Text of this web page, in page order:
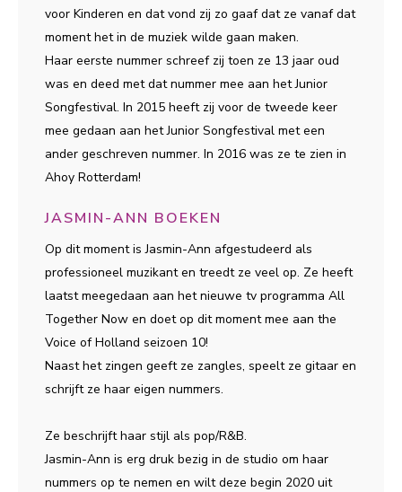
voor Kinderen en dat vond zij zo gaaf dat ze vanaf dat
moment het in de muziek wilde gaan maken.
Haar eerste nummer schreef zij toen ze 13 jaar oud
was en deed met dat nummer mee aan het Junior
Songfestival. In 2015 heeft zij voor de tweede keer
mee gedaan aan het Junior Songfestival met een
ander geschreven nummer. In 2016 was ze te zien in
Ahoy Rotterdam!
JASMIN-ANN BOEKEN
Op dit moment is Jasmin-Ann afgestudeerd als
professioneel muzikant en treedt ze veel op. Ze heeft
laatst meegedaan aan het nieuwe tv programma All
Together Now en doet op dit moment mee aan the
Voice of Holland seizoen 10!
Naast het zingen geeft ze zangles, speelt ze gitaar en
schrijft ze haar eigen nummers.
Ze beschrijft haar stijl als pop/R&B.
Jasmin-Ann is erg druk bezig in de studio om haar
nummers op te nemen en wilt deze begin 2020 uit